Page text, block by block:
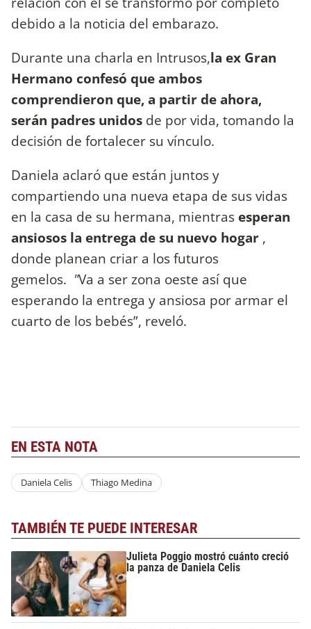
debido a la noticia del embarazo.
Durante una charla en Intrusos,la ex Gran
Hermano confesó que ambos
comprendieron que, a partir de ahora,
serán padres unidos de por vida, tomando la
decisión de fortalecer su vínculo.
Daniela aclaró que están juntos y
compartiendo una nueva etapa de sus vidas
en la casa de su hermana, mientras esperan
ansiosos la entrega de su nuevo hogar ,
donde planean criar a los futuros
gemelos. "Va a ser zona oeste así que
esperando la entrega y ansiosa por armar el
cuarto de los bebés”, reveló.
EN ESTA NOTA
Daniela Celis Thiago Medina
TAMBIÉN TE PUEDE INTERESAR
Julieta Poggio mostró cuánto creció
la panza de Daniela Celis